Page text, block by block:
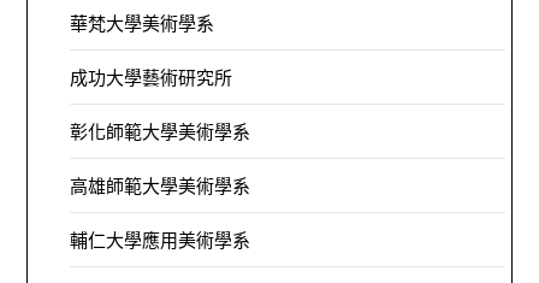
華梵大學美術學系
成功大學藝術研究所
彰化師範大學美術學系
高雄師範大學美術學系
輔仁大學應用美術學系